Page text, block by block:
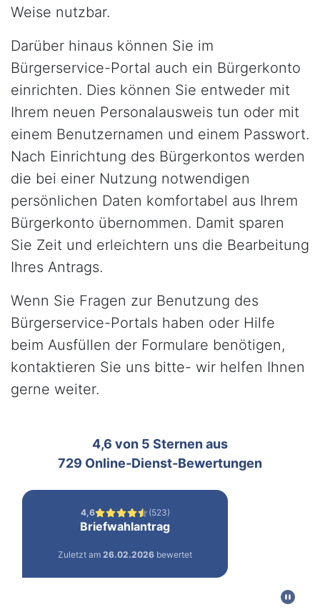
Weise nutzbar.
Darüber hinaus können Sie im
Bürgerservice-Portal auch ein Bürgerkonto
einrichten. Dies können Sie entweder mit
Ihrem neuen Personalausweis tun oder mit
einem Benutzernamen und einem Passwort.
Nach Einrichtung des Bürgerkontos werden
die bei einer Nutzung notwendigen
persönlichen Daten komfortabel aus Ihrem
Bürgerkonto übernommen. Damit sparen
Sie Zeit und erleichtern uns die Bearbeitung
Ihres Antrags.
Wenn Sie Fragen zur Benutzung des
Bürgerservice-Portals haben oder Hilfe
beim Ausfüllen der Formulare benötigen,
kontaktieren Sie uns bitte- wir helfen Ihnen
gerne weiter.